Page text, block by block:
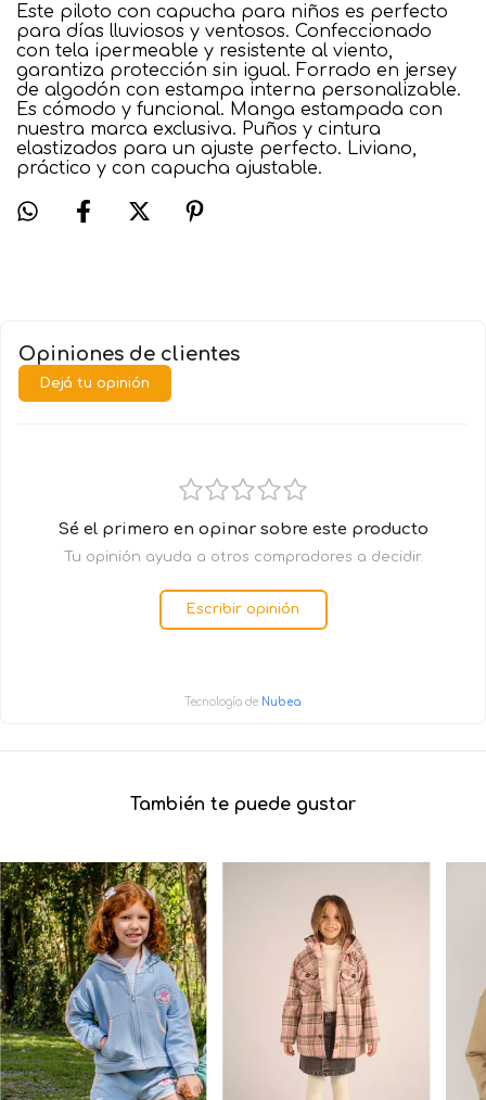
Este piloto con capucha para niños es perfecto
para días lluviosos y ventosos. Confeccionado
con tela ipermeable y resistente al viento,
garantiza protección sin igual. Forrado en jersey
de algodón con estampa interna personalizable.
Es cómodo y funcional. Manga estampada con
nuestra marca exclusiva. Puños y cintura
elastizados para un ajuste perfecto. Liviano,
práctico y con capucha ajustable.
Opiniones de clientes
Dejá tu opinión
Sé el primero en opinar sobre este producto
Tu opinión ayuda a otros compradores a decidir.
Escribir opinión
Tecnología de Nubea
También te puede gustar